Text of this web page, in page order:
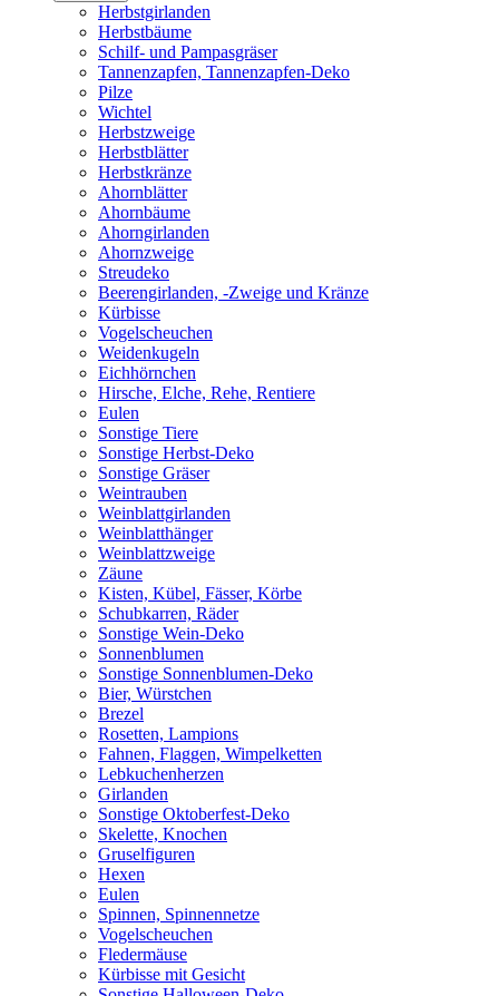
Herbstgirlanden
Herbstbäume
Schilf- und Pampasgräser
Tannenzapfen, Tannenzapfen-Deko
Pilze
Wichtel
Herbstzweige
Herbstblätter
Herbstkränze
Ahornblätter
Ahornbäume
Ahorngirlanden
Ahornzweige
Streudeko
Beerengirlanden, -Zweige und Kränze
Kürbisse
Vogelscheuchen
Weidenkugeln
Eichhörnchen
Hirsche, Elche, Rehe, Rentiere
Eulen
Sonstige Tiere
Sonstige Herbst-Deko
Sonstige Gräser
Weintrauben
Weinblattgirlanden
Weinblatthänger
Weinblattzweige
Zäune
Kisten, Kübel, Fässer, Körbe
Schubkarren, Räder
Sonstige Wein-Deko
Sonnenblumen
Sonstige Sonnenblumen-Deko
Bier, Würstchen
Brezel
Rosetten, Lampions
Fahnen, Flaggen, Wimpelketten
Lebkuchenherzen
Girlanden
Sonstige Oktoberfest-Deko
Skelette, Knochen
Gruselfiguren
Hexen
Eulen
Spinnen, Spinnennetze
Vogelscheuchen
Fledermäuse
Kürbisse mit Gesicht